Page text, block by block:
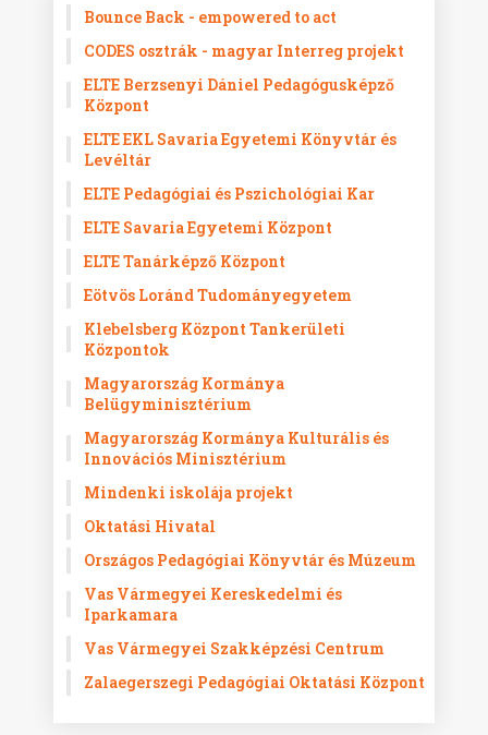
Bounce Back - empowered to act
CODES osztrák - magyar Interreg projekt
ELTE Berzsenyi Dániel Pedagógusképző
Központ
ELTE EKL Savaria Egyetemi Könyvtár és
Levéltár
ELTE Pedagógiai és Pszichológiai Kar
ELTE Savaria Egyetemi Központ
ELTE Tanárképző Központ
Eötvös Loránd Tudományegyetem
Klebelsberg Központ Tankerületi
Központok
Magyarország Kormánya
Belügyminisztérium
Magyarország Kormánya Kulturális és
Innovációs Minisztérium
Mindenki iskolája projekt
Oktatási Hivatal
Országos Pedagógiai Könyvtár és Múzeum
Vas Vármegyei Kereskedelmi és
Iparkamara
Vas Vármegyei Szakképzési Centrum
Zalaegerszegi Pedagógiai Oktatási Központ